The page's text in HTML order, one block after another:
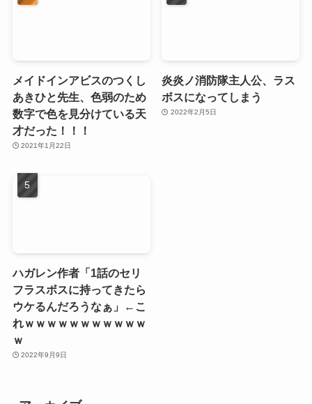
メイドインアビスのつくし
あきひと先生、色弱のため
数字で色を見分けている天
才だった！！！
2021年1月22日
炎炎ノ消防隊主人公、ラス
ボスになってしまう
2022年2月5日
ハガレン作者「1話のセリ
フラスボスに持ってきたら
ウケるんだろうなぁ」←こ
れｗｗｗｗｗｗｗｗｗｗｗ
ｗ
2022年9月9日